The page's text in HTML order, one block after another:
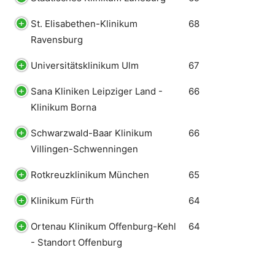
St. Elisabethen-Klinikum
Ravensburg
68
Universitätsklinikum Ulm 67
Sana Kliniken Leipziger Land -
Klinikum Borna
66
Schwarzwald-Baar Klinikum
Villingen-Schwenningen
66
Rotkreuzklinikum München 65
Klinikum Fürth 64
Ortenau Klinikum Offenburg-Kehl
- Standort Offenburg
64